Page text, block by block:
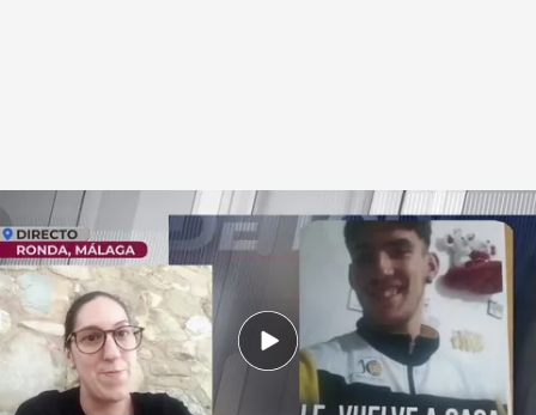
Hablamos con la tía del desaparecido
En boca de todos
04 JUL 2024 - 14:13h.
Alejandro desapareció el 3 de mayo y desde
entonces no se sabe nada de él